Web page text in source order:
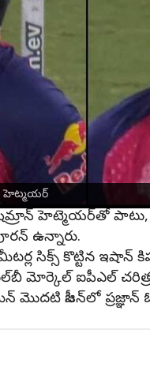
హెట్మయర్
జరిగిన మ్యాచ్‌లో
వేసిన బంతికి
ప్రస్తుతం
ఎక్కువ
మీటర్ల సిక్స్
మీటర్ల పొడవైన
హెట్మెయర్‌తో
ఉన్నారు.
సిక్స్ కొట్టిన
మోర్కెల్‌ ఐపీఎల్‌
సీజన్‌లో ప్రజ్ఞాన్